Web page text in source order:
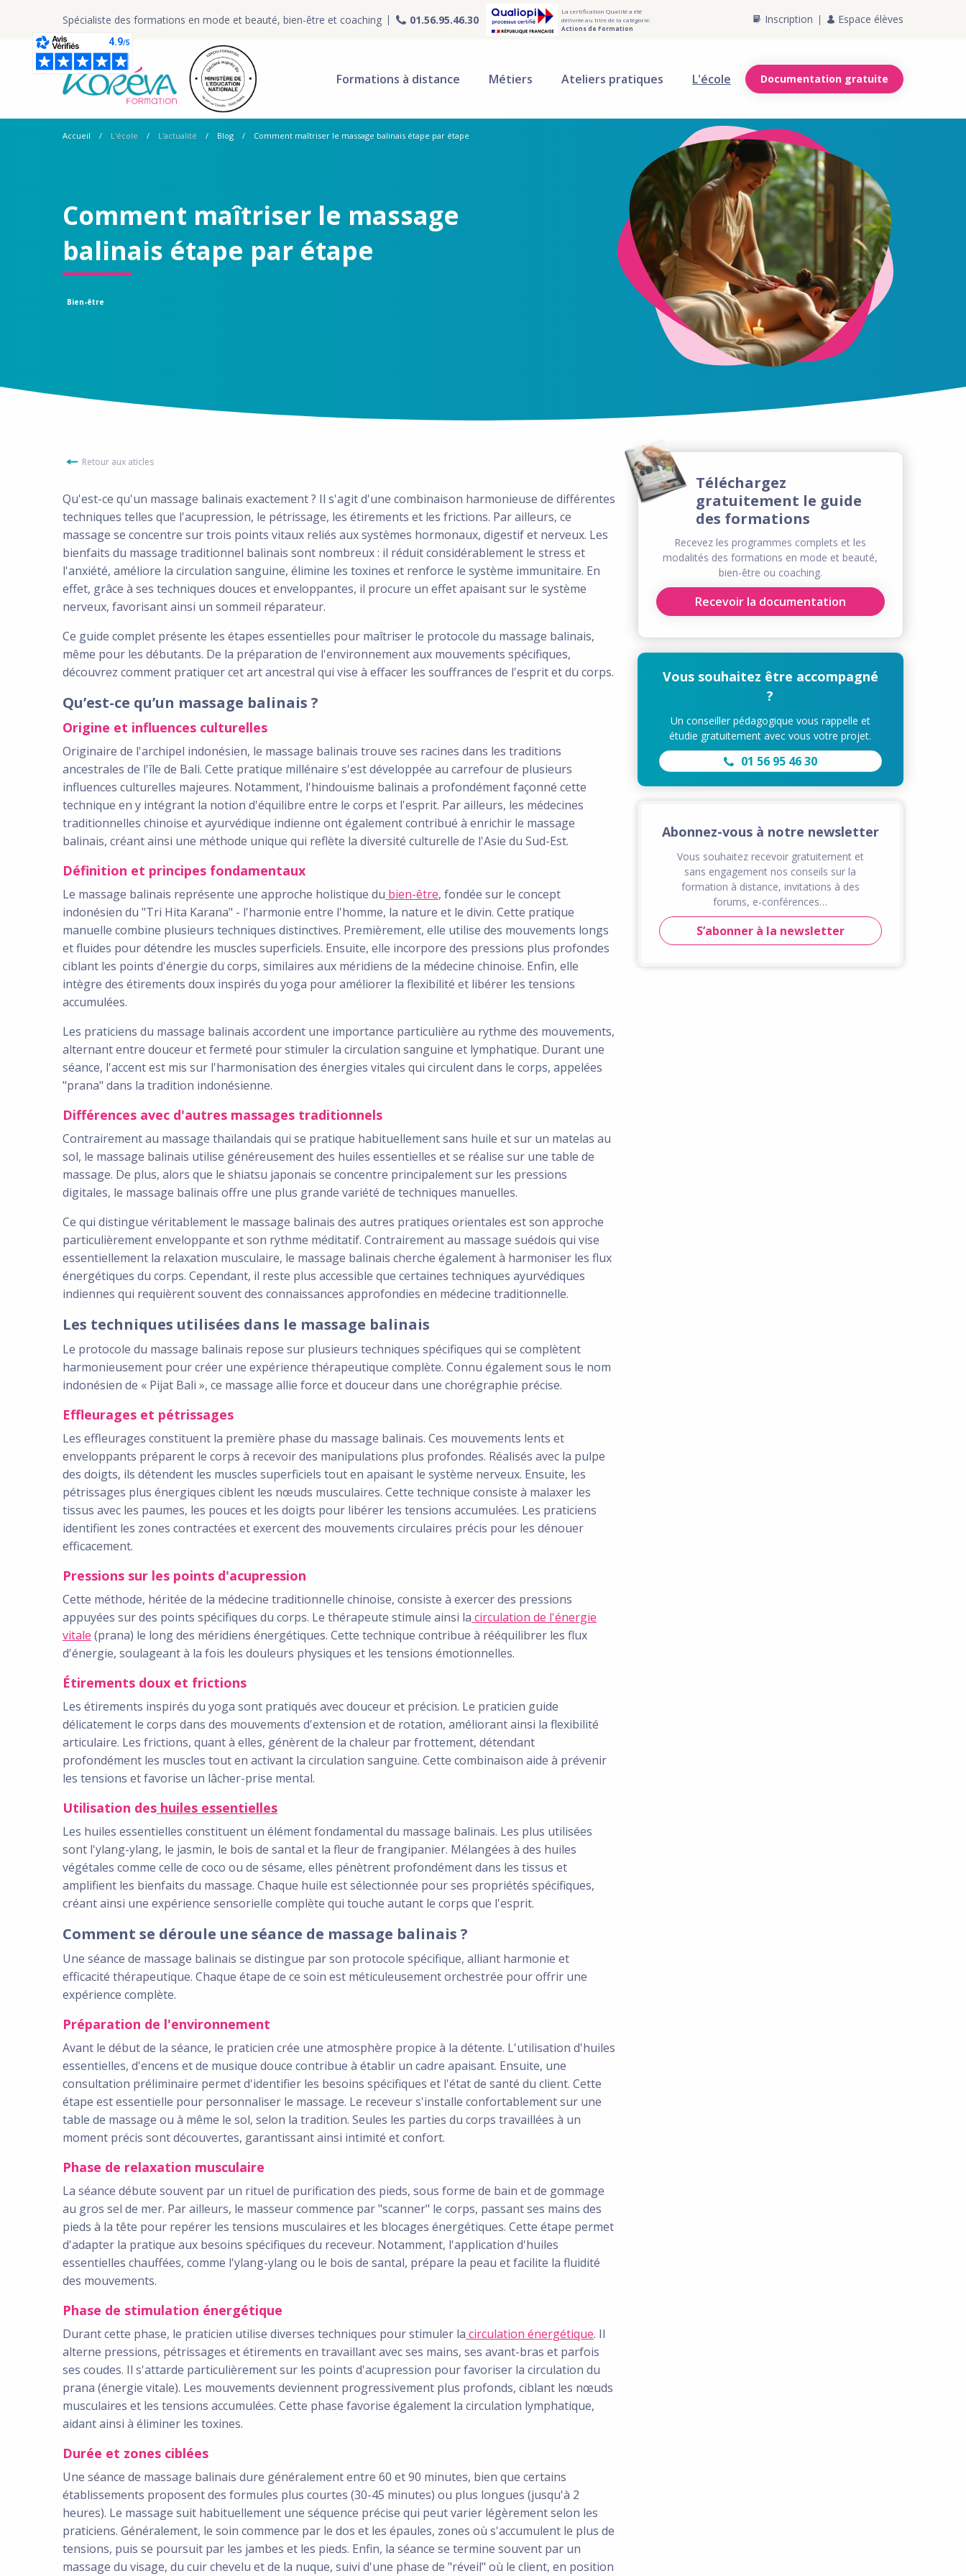
Spécialiste des formations en mode et beauté, bien-être et coaching 01.56.95.46.30
La certification Qualité a été
délivrée au titre de la catégorie:
Actions de Formation
Inscription Espace élèves
Formations à distance Métiers Ateliers pratiques L'école Documentation gratuite
Accueil L'école L'actualité Blog Comment maîtriser le massage balinais étape par étape
Comment maîtriser le massage
balinais étape par étape
Bien-être
Retour aux aticles
Qu'est-ce qu'un massage balinais exactement ? Il s'agit d'une combinaison harmonieuse de différentes
techniques telles que l'acupression, le pétrissage, les étirements et les frictions. Par ailleurs, ce
massage se concentre sur trois points vitaux reliés aux systèmes hormonaux, digestif et nerveux. Les
bienfaits du massage traditionnel balinais sont nombreux : il réduit considérablement le stress et
l'anxiété, améliore la circulation sanguine, élimine les toxines et renforce le système immunitaire. En
effet, grâce à ses techniques douces et enveloppantes, il procure un effet apaisant sur le système
nerveux, favorisant ainsi un sommeil réparateur.
Ce guide complet présente les étapes essentielles pour maîtriser le protocole du massage balinais,
même pour les débutants. De la préparation de l'environnement aux mouvements spécifiques,
découvrez comment pratiquer cet art ancestral qui vise à effacer les souffrances de l'esprit et du corps.
Qu’est-ce qu’un massage balinais ?
Origine et influences culturelles
Originaire de l'archipel indonésien, le massage balinais trouve ses racines dans les traditions
ancestrales de l'île de Bali. Cette pratique millénaire s'est développée au carrefour de plusieurs
influences culturelles majeures. Notamment, l'hindouisme balinais a profondément façonné cette
technique en y intégrant la notion d'équilibre entre le corps et l'esprit. Par ailleurs, les médecines
traditionnelles chinoise et ayurvédique indienne ont également contribué à enrichir le massage
balinais, créant ainsi une méthode unique qui reflète la diversité culturelle de l'Asie du Sud-Est.
Définition et principes fondamentaux
Le massage balinais représente une approche holistique du bien-être, fondée sur le concept
indonésien du "Tri Hita Karana" - l'harmonie entre l'homme, la nature et le divin. Cette pratique
manuelle combine plusieurs techniques distinctives. Premièrement, elle utilise des mouvements longs
et fluides pour détendre les muscles superficiels. Ensuite, elle incorpore des pressions plus profondes
ciblant les points d'énergie du corps, similaires aux méridiens de la médecine chinoise. Enfin, elle
intègre des étirements doux inspirés du yoga pour améliorer la flexibilité et libérer les tensions
accumulées.
Les praticiens du massage balinais accordent une importance particulière au rythme des mouvements,
alternant entre douceur et fermeté pour stimuler la circulation sanguine et lymphatique. Durant une
séance, l'accent est mis sur l'harmonisation des énergies vitales qui circulent dans le corps, appelées
"prana" dans la tradition indonésienne.
Différences avec d'autres massages traditionnels
Contrairement au massage thaïlandais qui se pratique habituellement sans huile et sur un matelas au
sol, le massage balinais utilise généreusement des huiles essentielles et se réalise sur une table de
massage. De plus, alors que le shiatsu japonais se concentre principalement sur les pressions
digitales, le massage balinais offre une plus grande variété de techniques manuelles.
Ce qui distingue véritablement le massage balinais des autres pratiques orientales est son approche
particulièrement enveloppante et son rythme méditatif. Contrairement au massage suédois qui vise
essentiellement la relaxation musculaire, le massage balinais cherche également à harmoniser les flux
énergétiques du corps. Cependant, il reste plus accessible que certaines techniques ayurvédiques
indiennes qui requièrent souvent des connaissances approfondies en médecine traditionnelle.
Les techniques utilisées dans le massage balinais
Le protocole du massage balinais repose sur plusieurs techniques spécifiques qui se complètent
harmonieusement pour créer une expérience thérapeutique complète. Connu également sous le nom
indonésien de « Pijat Bali », ce massage allie force et douceur dans une chorégraphie précise.
Effleurages et pétrissages
Les effleurages constituent la première phase du massage balinais. Ces mouvements lents et
enveloppants préparent le corps à recevoir des manipulations plus profondes. Réalisés avec la pulpe
des doigts, ils détendent les muscles superficiels tout en apaisant le système nerveux. Ensuite, les
pétrissages plus énergiques ciblent les nœuds musculaires. Cette technique consiste à malaxer les
tissus avec les paumes, les pouces et les doigts pour libérer les tensions accumulées. Les praticiens
identifient les zones contractées et exercent des mouvements circulaires précis pour les dénouer
efficacement.
Pressions sur les points d'acupression
Cette méthode, héritée de la médecine traditionnelle chinoise, consiste à exercer des pressions
appuyées sur des points spécifiques du corps. Le thérapeute stimule ainsi la circulation de l'énergie
vitale (prana) le long des méridiens énergétiques. Cette technique contribue à rééquilibrer les flux
d'énergie, soulageant à la fois les douleurs physiques et les tensions émotionnelles.
Étirements doux et frictions
Les étirements inspirés du yoga sont pratiqués avec douceur et précision. Le praticien guide
délicatement le corps dans des mouvements d'extension et de rotation, améliorant ainsi la flexibilité
articulaire. Les frictions, quant à elles, génèrent de la chaleur par frottement, détendant
profondément les muscles tout en activant la circulation sanguine. Cette combinaison aide à prévenir
les tensions et favorise un lâcher-prise mental.
Utilisation des huiles essentielles
Les huiles essentielles constituent un élément fondamental du massage balinais. Les plus utilisées
sont l'ylang-ylang, le jasmin, le bois de santal et la fleur de frangipanier. Mélangées à des huiles
végétales comme celle de coco ou de sésame, elles pénètrent profondément dans les tissus et
amplifient les bienfaits du massage. Chaque huile est sélectionnée pour ses propriétés spécifiques,
créant ainsi une expérience sensorielle complète qui touche autant le corps que l'esprit.
Comment se déroule une séance de massage balinais ?
Une séance de massage balinais se distingue par son protocole spécifique, alliant harmonie et
efficacité thérapeutique. Chaque étape de ce soin est méticuleusement orchestrée pour offrir une
expérience complète.
Préparation de l'environnement
Avant le début de la séance, le praticien crée une atmosphère propice à la détente. L'utilisation d'huiles
essentielles, d'encens et de musique douce contribue à établir un cadre apaisant. Ensuite, une
consultation préliminaire permet d'identifier les besoins spécifiques et l'état de santé du client. Cette
étape est essentielle pour personnaliser le massage. Le receveur s'installe confortablement sur une
table de massage ou à même le sol, selon la tradition. Seules les parties du corps travaillées à un
moment précis sont découvertes, garantissant ainsi intimité et confort.
Phase de relaxation musculaire
La séance débute souvent par un rituel de purification des pieds, sous forme de bain et de gommage
au gros sel de mer. Par ailleurs, le masseur commence par "scanner" le corps, passant ses mains des
pieds à la tête pour repérer les tensions musculaires et les blocages énergétiques. Cette étape permet
d'adapter la pratique aux besoins spécifiques du receveur. Notamment, l'application d'huiles
essentielles chauffées, comme l'ylang-ylang ou le bois de santal, prépare la peau et facilite la fluidité
des mouvements.
Phase de stimulation énergétique
Durant cette phase, le praticien utilise diverses techniques pour stimuler la circulation énergétique. Il
alterne pressions, pétrissages et étirements en travaillant avec ses mains, ses avant-bras et parfois
ses coudes. Il s'attarde particulièrement sur les points d'acupression pour favoriser la circulation du
prana (énergie vitale). Les mouvements deviennent progressivement plus profonds, ciblant les nœuds
musculaires et les tensions accumulées. Cette phase favorise également la circulation lymphatique,
aidant ainsi à éliminer les toxines.
Durée et zones ciblées
Une séance de massage balinais dure généralement entre 60 et 90 minutes, bien que certains
établissements proposent des formules plus courtes (30-45 minutes) ou plus longues (jusqu'à 2
heures). Le massage suit habituellement une séquence précise qui peut varier légèrement selon les
praticiens. Généralement, le soin commence par le dos et les épaules, zones où s'accumulent le plus de
tensions, puis se poursuit par les jambes et les pieds. Enfin, la séance se termine souvent par un
massage du visage, du cuir chevelu et de la nuque, suivi d'une phase de "réveil" où le client, en position
Téléchargez
gratuitement le guide
des formations
Recevez les programmes complets et les
modalités des formations en mode et beauté,
bien-être ou coaching.
Recevoir la documentation
Vous souhaitez être accompagné
?
Un conseiller pédagogique vous rappelle et
étudie gratuitement avec vous votre projet.
01 56 95 46 30
Abonnez-vous à notre newsletter
Vous souhaitez recevoir gratuitement et
sans engagement nos conseils sur la
formation à distance, invitations à des
forums, e-conférences…
S’abonner à la newsletter